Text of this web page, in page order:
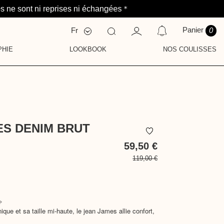
ne sont ni reprises ni échangées *
Fr
En
Panier 0
LOOKBOOK NOS COULISSES
DENIM BRUT
59,50 €
119,00 €
et sa taille mi-haute, le jean James allie confort,